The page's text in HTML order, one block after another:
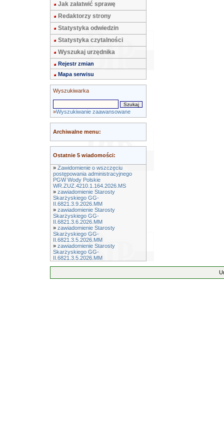
Jak załatwić sprawę
Redaktorzy strony
Statystyka odwiedzin
Statystyka czytalności
Wyszukaj urzędnika
Rejestr zmian
Mapa serwisu
Wyszukiwarka
»Wyszukiwanie zaawansowane
Archiwalne menu:
Ostatnie 5 wiadomości:
» Zawidomienie o wszczęciu
postępowania administracyjnego
PGW Wody Polskie
WR.ZUZ.4210.1.164.2026.MS
» zawiadomienie Starosty
Skarżyskiego GG-
II.6821.3.9.2026.MM
» zawiadomienie Starosty
Skarżyskiego GG-
II.6821.3.6.2026.MM
» zawiadomienie Starosty
Skarżyskiego GG-
II.6821.3.5.2026.MM
» zawiadomienie Starosty
Skarżyskiego GG-
II.6821.3.5.2026.MM